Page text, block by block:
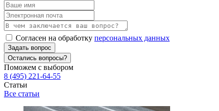
Согласен на обработку персональных данных
Задать вопрос
Остались вопросы?
Поможем с выбором
8 (495) 221-64-55
Статьи
Все статьи